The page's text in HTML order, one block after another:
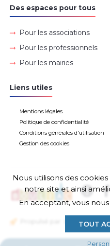
Des espaces pour tous
Pour les associations
Pour les professionnels
Pour les mairies
Liens utiles
Mentions légales
Politique de confidentialité
Conditions générales d'utilisation
Gestion des cookies
Nous utilisons des
notre site et ainsi
En acceptant, vous
TOUT